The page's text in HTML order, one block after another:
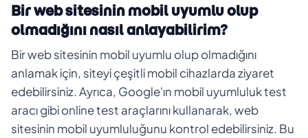
Bir web sitesinin mobil uyumlu olup
olmadığını nasıl anlayabilirim?
Bir web sitesinin mobil uyumlu olup olmadığını
anlamak için, siteyi çeşitli mobil cihazlarda ziyaret
edebilirsiniz. Ayrıca, Google'ın mobil uyumluluk test
aracı gibi online test araçlarını kullanarak, web
sitesinin mobil uyumluluğunu kontrol edebilirsiniz. Bu